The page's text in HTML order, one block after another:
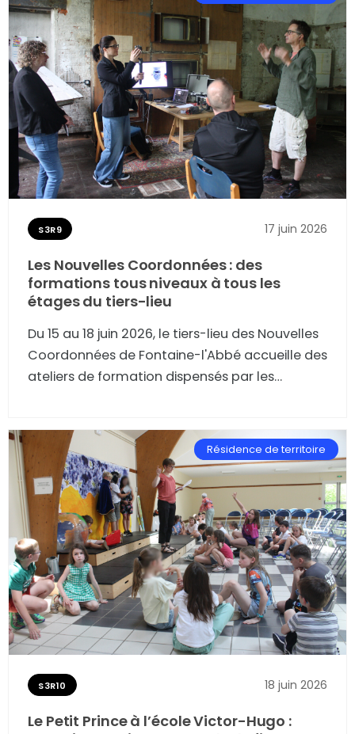
S3R9 17 juin 2026
Les Nouvelles Coordonnées : des
formations tous niveaux à tous les
étages du tiers-lieu
Du 15 au 18 juin 2026, le tiers-lieu des Nouvelles
Coordonnées de Fontaine-l'Abbé accueille des
ateliers de formation dispensés par les
ou encore atelier réemploi textile. Récit de ces
trois jours de formation.
Résidence de territoire
S3R10 18 juin 2026
Le Petit Prince à l’école Victor-Hugo :